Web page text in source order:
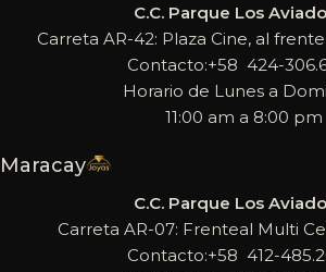
C.C. Parque Los
Carreta AR-42: Plaza Cine, al
Contacto:+58 424-
Horario de Lunes a
11:00 am a 8:00 pm
Maracay
C.C. Parque Los
Carreta AR-07: Frenteal Multi
Contacto:+58 412-